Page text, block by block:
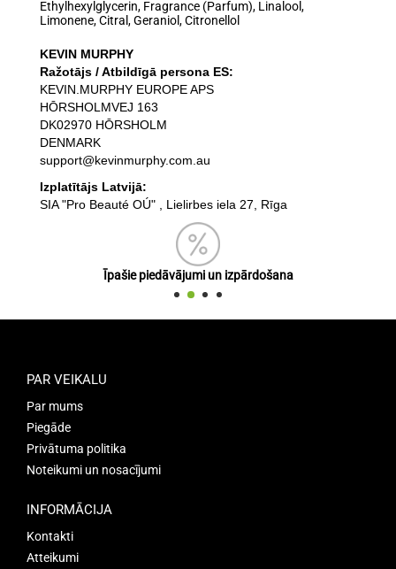
Ethylhexylglycerin, Fragrance (Parfum), Linalool,
Limonene, Citral, Geraniol, Citronellol
KEVIN MURPHY
Ražotājs / Atbildīgā persona ES:
KEVIN.MURPHY EUROPE APS
HŌRSHOLMVEJ 163
DK02970 HŌRSHOLM
DENMARK
support@kevinmurphy.com.au
Izplatītājs Latvijā:
SIA "Pro Beauté OÚ" , Lielirbes iela 27, Rīga
Īpašie piedāvājumi un izpārdošana
PAR VEIKALU
Par mums
Piegāde
Privātuma politika
Noteikumi un nosacījumi
INFORMĀCIJA
Kontakti
Atteikumi